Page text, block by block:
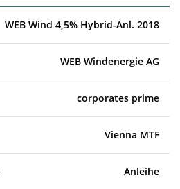
WEB Wind 4,5% Hybrid-Anl. 2018
WEB Windenergie AG
corporates prime
Vienna MTF
Anleihe